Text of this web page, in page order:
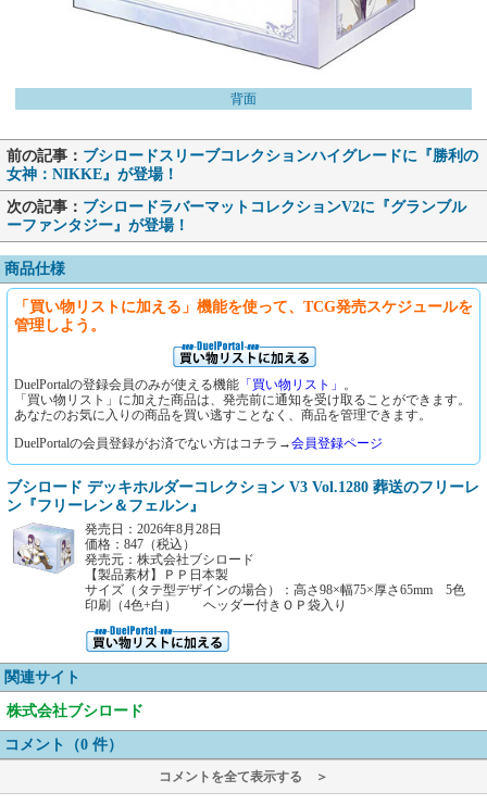
背面
前の記事： ブシロードスリーブコレクションハイグレードに『勝利の
女神：NIKKE』が登場！
次の記事： ブシロードラバーマットコレクションV2に『グランブル
ーファンタジー』が登場！
商品仕様
「買い物リストに加える」機能を使って、TCG発売スケジュールを
管理しよう。
DuelPortalの登録会員のみが使える機能 「買い物リスト」 。
「買い物リスト」に加えた商品は、発売前に通知を受け取ることができます。
あなたのお気に入りの商品を買い逃すことなく、商品を管理できます。
DuelPortalの会員登録がお済でない方はコチラ→会員登録ページ
ブシロード デッキホルダーコレクション V3 Vol.1280 葬送のフリーレ
ン『フリーレン＆フェルン』
発売日：2026年8月28日
価格：847（税込）
発売元：株式会社ブシロード
【製品素材】ＰＰ日本製
サイズ（タテ型デザインの場合）：高さ98×幅75×厚さ65mm 5色
印刷（4色+白） ヘッダー付きＯＰ袋入り
関連サイト
株式会社ブシロード
コメント（0 件）
コメントを全て表示する ＞